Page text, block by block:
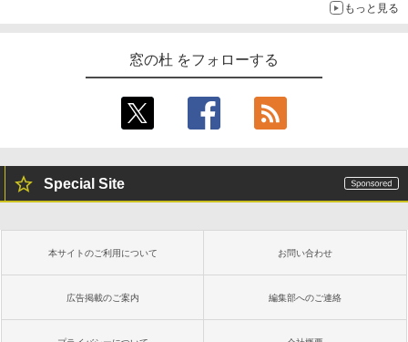
もっと見る
窓の杜 をフォローする
Special Site
本サイトのご利用について お問い合わせ
広告掲載のご案内 編集部へのご連絡